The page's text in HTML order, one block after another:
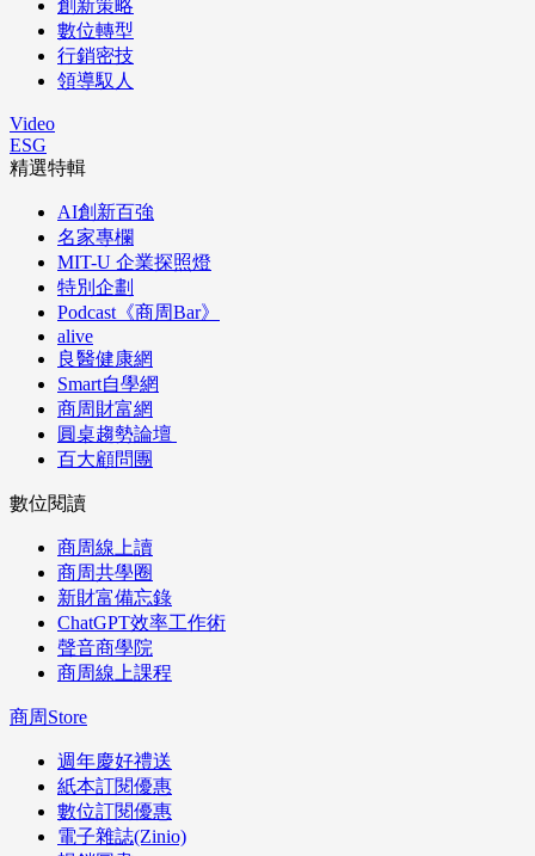
創新策略
數位轉型
行銷密技
領導馭人
Video
ESG
精選特輯
AI創新百強
名家專欄
MIT-U 企業探照燈
特別企劃
Podcast《商周Bar》
alive
良醫健康網
Smart自學網
商周財富網
圓桌趨勢論壇
百大顧問團
數位閱讀
商周線上讀
商周共學圈
新財富備忘錄
ChatGPT效率工作術
聲音商學院
商周線上課程
商周Store
週年慶好禮送
紙本訂閱優惠
數位訂閱優惠
電子雜誌(Zinio)